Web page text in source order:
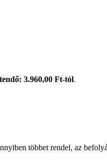
3.960,00 Ft-tól.
többet rendel, az